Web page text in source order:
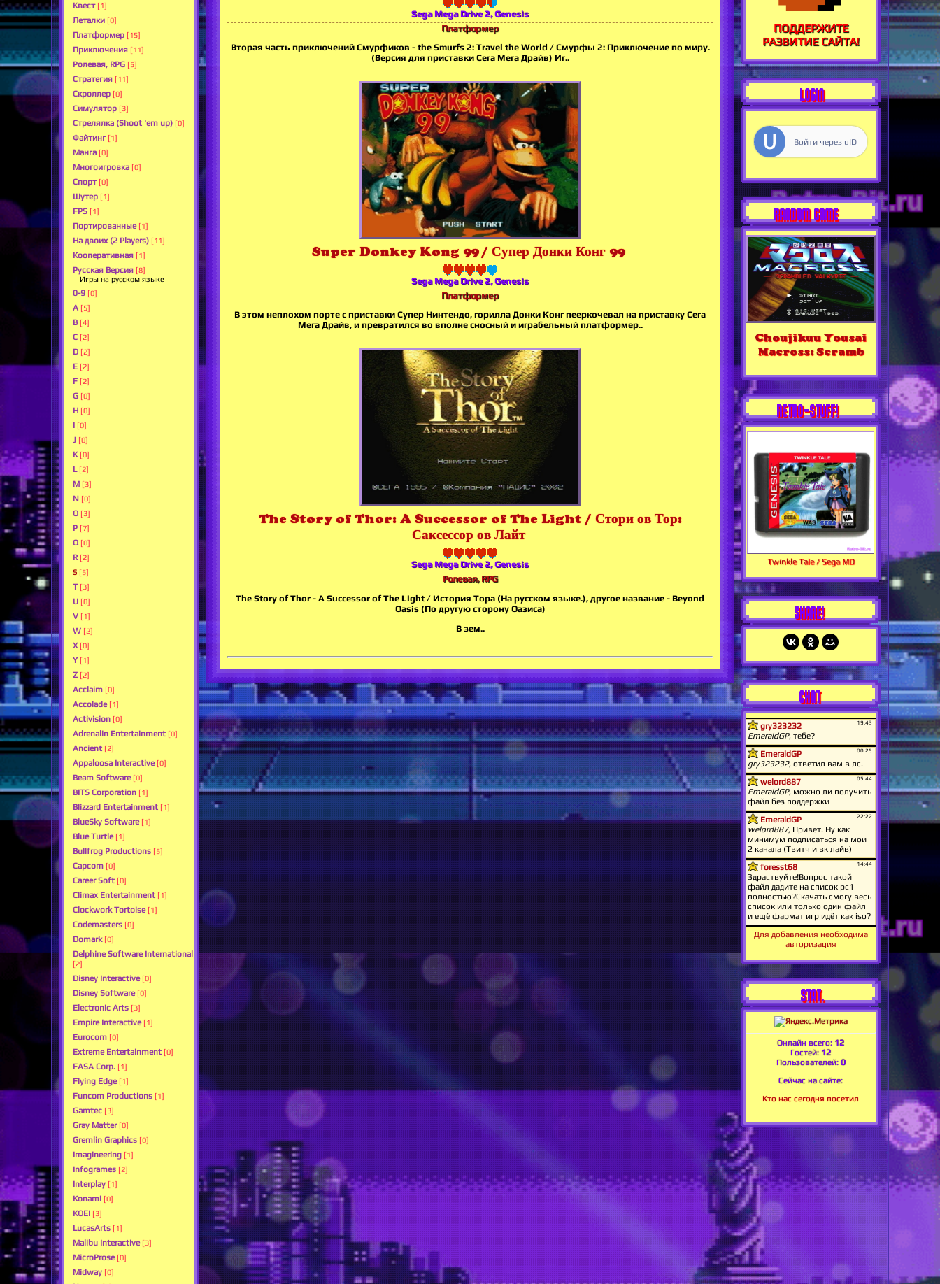
Квест [1]
Леталки [0]
Платформер [15]
Приключения [11]
Ролевая, RPG [5]
Стратегия [11]
Скроллер [0]
Симулятор [3]
Стрелялка (Shoot 'em up) [0]
Файтинг [1]
Манга [0]
Многоигровка [0]
Спорт [0]
Шутер [1]
FPS [1]
Портированные [1]
На двоих (2 Players) [11]
Кооперативная [1]
Русская Версия [8]
Игры на русском языке
0-9 [0]
A [5]
B [4]
C [2]
D [2]
E [2]
F [2]
G [0]
H [0]
I [0]
J [0]
K [0]
L [2]
M [3]
N [0]
O [3]
P [7]
Q [0]
R [2]
S [5]
T [3]
U [0]
V [1]
W [2]
X [0]
Y [1]
Z [2]
Acclaim [0]
Accolade [1]
Activision [0]
Adrenalin Entertainment [0]
Ancient [2]
Appaloosa Interactive [0]
Beam Software [0]
BITS Corporation [1]
Blizzard Entertainment [1]
BlueSky Software [1]
Blue Turtle [1]
Bullfrog Productions [5]
Capcom [0]
Career Soft [0]
Climax Entertainment [1]
Clockwork Tortoise [1]
Codemasters [0]
Domark [0]
Delphine Software International
[2]
Disney Interactive [0]
Disney Software [0]
Electronic Arts [3]
Empire Interactive [1]
Eurocom [0]
Extreme Entertainment [0]
FASA Corp. [1]
Flying Edge [1]
Funcom Productions [1]
Gamtec [3]
Gray Matter [0]
Gremlin Graphics [0]
Imagineering [1]
Infogrames [2]
Interplay [1]
Konami [0]
KOEI [3]
LucasArts [1]
Malibu Interactive [3]
MicroProse [0]
Midway [0]
Sega Mega Drive 2, Genesis
Платформер
Вторая часть приключений Смурфиков - the Smurfs 2: Travel the World / Смурфы 2: Приключение по миру.
(Версия для приставки Сега Мега Драйв) Иг..
Super Donkey Kong 99 / Супер Донки Конг 99
Sega Mega Drive 2, Genesis
Платформер
В этом неплохом порте с приставки Супер Нинтендо, горилла Донки Конг пееркочевал на приставку Сега
Мега Драйв, и превратился во вполне сносный и играбельный платформер..
The Story of Thor: A Successor of The Light / Стори ов Тор:
Саксессор ов Лайт
Sega Mega Drive 2, Genesis
Ролевая, RPG
The Story of Thor - A Successor of The Light / История Тора (На русском языке.), другое название - Beyond
Oasis (По другую сторону Оазиса)
В зем..
ПОДДЕРЖИТЕ
РАЗВИТИЕ САЙТА!
LOGIN
Войти через uID
RANDOM GAME
Choujikuu Yousai
Macross: Scramb
RETRO-STUFF!
Twinkle Tale / Sega MD
SHARE!
CHAT
Для добавления необходима
авторизация
STAT.
Онлайн всего: 12
Гостей: 12
Пользователей: 0
Сейчас на сайте:
Кто нас сегодня посетил